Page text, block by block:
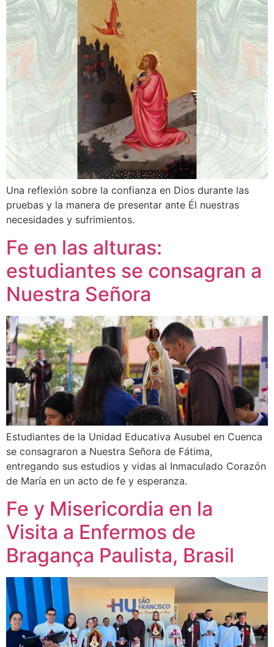
Una reflexión sobre la confianza en Dios durante las
pruebas y la manera de presentar ante Él nuestras
necesidades y sufrimientos.
Fe en las alturas:
estudiantes se consagran a
Nuestra Señora
Estudiantes de la Unidad Educativa Ausubel en Cuenca
se consagraron a Nuestra Señora de Fátima,
entregando sus estudios y vidas al Inmaculado Corazón
de María en un acto de fe y esperanza.
Fe y Misericordia en la
Visita a Enfermos de
Bragança Paulista, Brasil